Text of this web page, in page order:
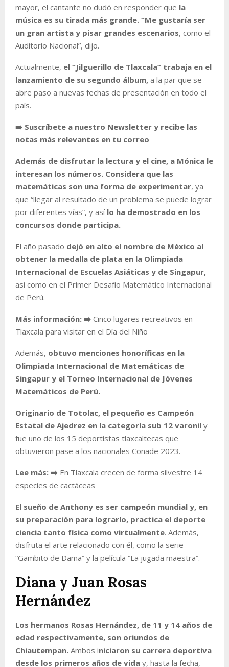
mayor, el cantante no dudó en responder que la
música es su tirada más grande. “Me gustaría ser
un gran artista y pisar grandes escenarios, como el
Auditorio Nacional”, dijo.
Actualmente, el “Jilguerillo de Tlaxcala” trabaja en el
lanzamiento de su segundo álbum, a la par que se
abre paso a nuevas fechas de presentación en todo el
país.
➡️ Suscríbete a nuestro Newsletter y recibe las
notas más relevantes en tu correo
Además de disfrutar la lectura y el cine, a Mónica le
interesan los números. Considera que las
matemáticas son una forma de experimentar, ya
que “llegar al resultado de un problema se puede lograr
por diferentes vías”, y asílo ha demostrado en los
concursos donde participa.
El año pasado dejó en alto el nombre de México al
obtener la medalla de plata en la Olimpiada
Internacional de Escuelas Asiáticas y de Singapur,
así como en el Primer Desafío Matemático Internacional
de Perú.
Más información: ➡️ Cinco lugares recreativos en
Tlaxcala para visitar en el Día del Niño
Además, obtuvo menciones honoríficas en la
Olimpiada Internacional de Matemáticas de
Singapur y el Torneo Internacional de Jóvenes
Matemáticos de Perú.
Originario de Totolac, el pequeño es Campeón
Estatal de Ajedrez en la categoría sub 12 varonil y
fue uno de los 15 deportistas tlaxcaltecas que
obtuvieron pase a los nacionales Conade 2023.
Lee más: ➡️ En Tlaxcala crecen de forma silvestre 14
especies de cactáceas
El sueño de Anthony es ser campeón mundial y, en
su preparación para lograrlo, practica el deporte
ciencia tanto física como virtualmente. Además,
disfruta el arte relacionado con él, como la serie
“Gambito de Dama” y la película “La jugada maestra”.
Diana y Juan Rosas
Hernández
Los hermanos Rosas Hernández, de 11 y 14 años de
edad respectivamente, son oriundos de
Chiautempan. Ambos iniciaron su carrera deportiva
desde los primeros años de vida y, hasta la fecha,